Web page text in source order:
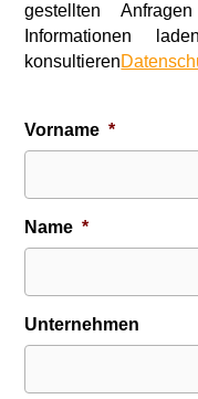
gestellten
Informationen
konsultieren
Vorname *
Name *
Unternehmen